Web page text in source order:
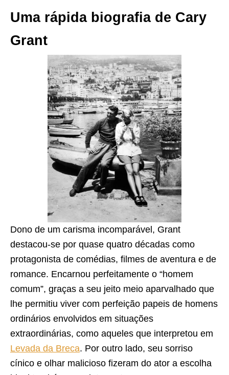
Uma rápida biografia de Cary
Grant
Dono de um carisma incomparável, Grant
destacou-se por quase quatro décadas como
protagonista de comédias, filmes de aventura e de
romance. Encarnou perfeitamente o “homem
comum”, graças a seu jeito meio aparvalhado que
lhe permitiu viver com perfeição papeis de homens
ordinários envolvidos em situações
extraordinárias, como aqueles que interpretou em
Levada da Breca. Por outro lado, seu sorriso
cínico e olhar malicioso fizeram do ator a escolha